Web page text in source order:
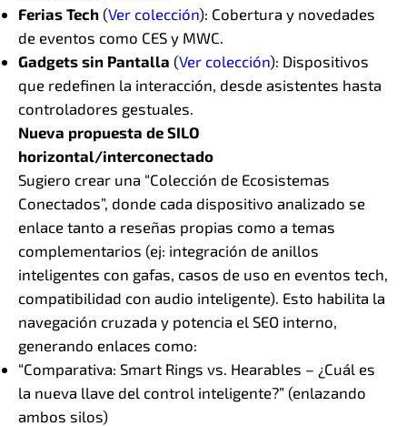
Ferias Tech (Ver colección): Cobertura y novedades
de eventos como CES y MWC.
Gadgets sin Pantalla (Ver colección): Dispositivos
que redefinen la interacción, desde asistentes hasta
controladores gestuales.
Nueva propuesta de SILO
horizontal/interconectado
Sugiero crear una “Colección de Ecosistemas
Conectados”, donde cada dispositivo analizado se
enlace tanto a reseñas propias como a temas
complementarios (ej: integración de anillos
inteligentes con gafas, casos de uso en eventos tech,
compatibilidad con audio inteligente). Esto habilita la
navegación cruzada y potencia el SEO interno,
generando enlaces como:
“Comparativa: Smart Rings vs. Hearables – ¿Cuál es
la nueva llave del control inteligente?” (enlazando
ambos silos)